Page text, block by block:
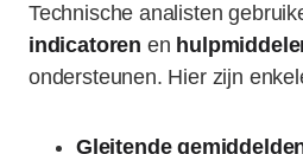
Technische analisten
indicatoren en
ondersteunen. Hier zijn
Gleitende